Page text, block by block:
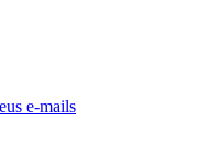
e-mails